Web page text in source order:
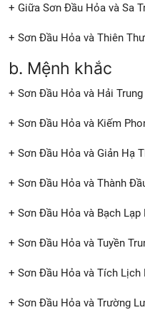
+ Giữa Sơn Đầu Hỏa và Sa
+ Sơn Đầu Hỏa và Thiên
b. Mệnh khắc
+ Sơn Đầu Hỏa và Hải
+ Sơn Đầu Hỏa và Kiếm
+ Sơn Đầu Hỏa và Giản Hạ
+ Sơn Đầu Hỏa và Thành
+ Sơn Đầu Hỏa và Bạch Lạp
+ Sơn Đầu Hỏa và Tuyền
+ Sơn Đầu Hỏa và Tích Lịch
+ Sơn Đầu Hỏa và Trường